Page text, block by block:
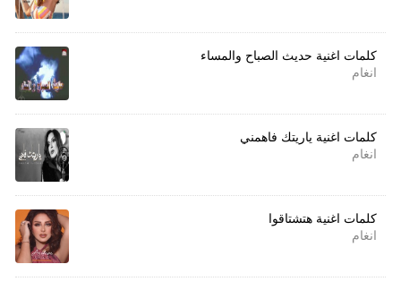
كلمات اغنية حديث الصباح والمساء
انغام
كلمات اغنية ياريتك فاهمني
انغام
كلمات اغنية هتشتاقوا
انغام